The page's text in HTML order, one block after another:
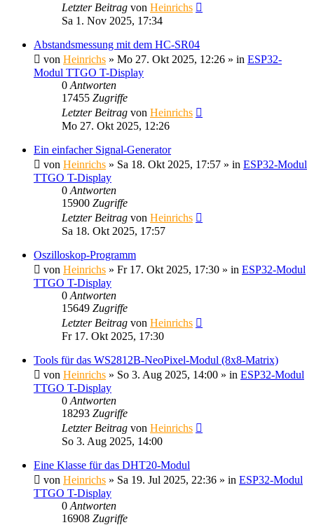
Letzter Beitrag von Heinrichs
Sa 1. Nov 2025, 17:34
Abstandsmessung mit dem HC-SR04
von Heinrichs » Mo 27. Okt 2025, 12:26 » in ESP32-
Modul TTGO T-Display
0 Antworten
17455 Zugriffe
Letzter Beitrag von Heinrichs
Mo 27. Okt 2025, 12:26
Ein einfacher Signal-Generator
von Heinrichs » Sa 18. Okt 2025, 17:57 » in ESP32-Modul
TTGO T-Display
0 Antworten
15900 Zugriffe
Letzter Beitrag von Heinrichs
Sa 18. Okt 2025, 17:57
Oszilloskop-Programm
von Heinrichs » Fr 17. Okt 2025, 17:30 » in ESP32-Modul
TTGO T-Display
0 Antworten
15649 Zugriffe
Letzter Beitrag von Heinrichs
Fr 17. Okt 2025, 17:30
Tools für das WS2812B-NeoPixel-Modul (8x8-Matrix)
von Heinrichs » So 3. Aug 2025, 14:00 » in ESP32-Modul
TTGO T-Display
0 Antworten
18293 Zugriffe
Letzter Beitrag von Heinrichs
So 3. Aug 2025, 14:00
Eine Klasse für das DHT20-Modul
von Heinrichs » Sa 19. Jul 2025, 22:36 » in ESP32-Modul
TTGO T-Display
0 Antworten
16908 Zugriffe